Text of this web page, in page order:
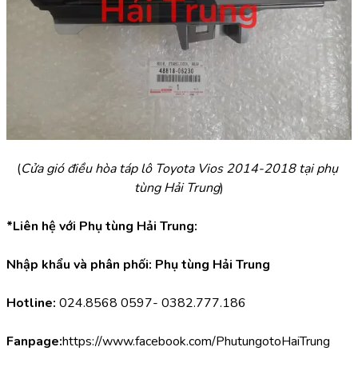
(Cửa gió điều hòa táp lô Toyota Vios 2014-2018 tại phụ
tùng Hải Trung)
*Liên hệ với Phụ tùng Hải Trung:
Nhập khẩu và phân phối: Phụ tùng Hải Trung
Hotline: 024.8568 0597- 0382.777.186
Fanpage:https://www.facebook.com/PhutungotoHaiTrung